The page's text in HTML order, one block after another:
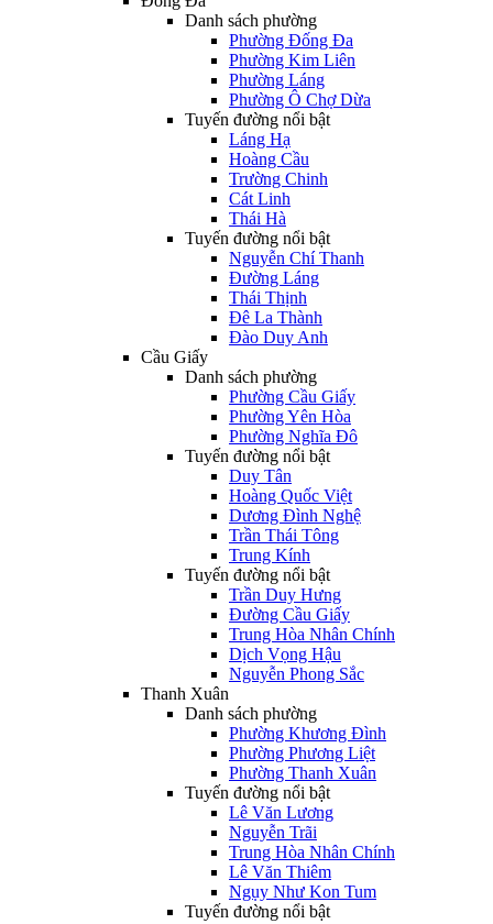
Danh sách phường
Phường Đống Đa
Phường Kim Liên
Phường Láng
Phường Ô Chợ Dừa
Tuyến đường nổi bật
Láng Hạ
Hoàng Cầu
Trường Chinh
Cát Linh
Thái Hà
Tuyến đường nổi bật
Nguyễn Chí Thanh
Đường Láng
Thái Thịnh
Đê La Thành
Đào Duy Anh
Cầu Giấy
Danh sách phường
Phường Cầu Giấy
Phường Yên Hòa
Phường Nghĩa Đô
Tuyến đường nổi bật
Duy Tân
Hoàng Quốc Việt
Dương Đình Nghệ
Trần Thái Tông
Trung Kính
Tuyến đường nổi bật
Trần Duy Hưng
Đường Cầu Giấy
Trung Hòa Nhân Chính
Dịch Vọng Hậu
Nguyễn Phong Sắc
Thanh Xuân
Danh sách phường
Phường Khương Đình
Phường Phương Liệt
Phường Thanh Xuân
Tuyến đường nổi bật
Lê Văn Lương
Nguyễn Trãi
Trung Hòa Nhân Chính
Lê Văn Thiêm
Ngụy Như Kon Tum
Tuyến đường nổi bật